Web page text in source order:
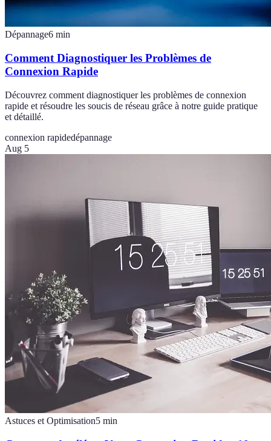
Dépannage6 min
Comment Diagnostiquer les Problèmes de
Connexion Rapide
Découvrez comment diagnostiquer les problèmes de connexion
rapide et résoudre les soucis de réseau grâce à notre guide pratique
et détaillé.
connexion rapidedépannage
Aug 5
Astuces et Optimisation5 min